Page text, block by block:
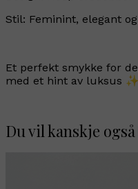
Stil: Feminint, elegant
Et perfekt smykke for
med et hint av luksus ✨
Du vil kanskje